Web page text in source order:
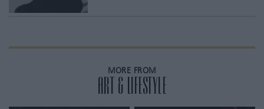
MORE FROM
ART & LIFESTYLE